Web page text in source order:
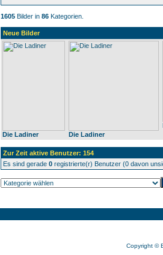
1605 Bilder in 86 Kategorien.
Neue Bilder
Die Ladiner Die Ladiner
Zur Zeit aktive Benutzer: 154
Es sind gerade 0 registrierte(r) Benutzer (0 davon
Copyright ©